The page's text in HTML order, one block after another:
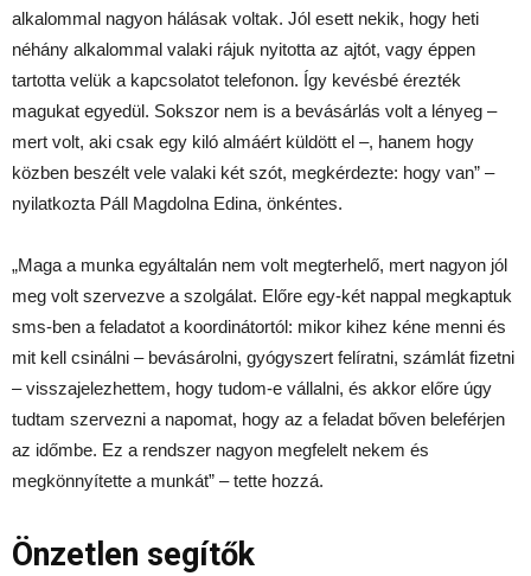
alkalommal nagyon hálásak voltak. Jól esett nekik, hogy heti
néhány alkalommal valaki rájuk nyitotta az ajtót, vagy éppen
tartotta velük a kapcsolatot telefonon. Így kevésbé érezték
magukat egyedül. Sokszor nem is a bevásárlás volt a lényeg –
mert volt, aki csak egy kiló almáért küldött el –, hanem hogy
közben beszélt vele valaki két szót, megkérdezte: hogy van” –
nyilatkozta Páll Magdolna Edina, önkéntes.
„Maga a munka egyáltalán nem volt megterhelő, mert nagyon jól
meg volt szervezve a szolgálat. Előre egy-két nappal megkaptuk
sms-ben a feladatot a koordinátortól: mikor kihez kéne menni és
mit kell csinálni – bevásárolni, gyógyszert felíratni, számlát fizetni
– visszajelezhettem, hogy tudom-e vállalni, és akkor előre úgy
tudtam szervezni a napomat, hogy az a feladat bőven beleférjen
az időmbe. Ez a rendszer nagyon megfelelt nekem és
megkönnyítette a munkát” – tette hozzá.
Önzetlen segítők